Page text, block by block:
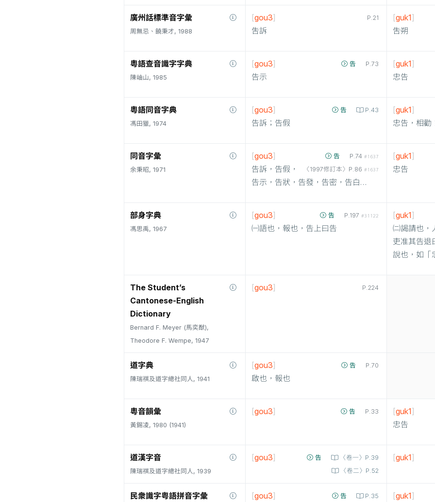
廣州話標準音字彙
周無忌、饒秉才, 1988
P.21
[gou3]
吿訴
[guk1]
吿朔
粵語查音識字字典
陳岫山, 1985
告 P.73
[gou3]
告示
[guk1]
忠告
粵語同音字典
馮田獵, 1974
告 P.43
[gou3]
告訴；告假
[guk1]
忠告，相勸
同音字彙
余秉昭, 1971
告 P.74 #1637
〈1997修訂本〉P.86 #1637
[gou3]
告訴，告假，
告示，告狀，告發，告密，告白…
[guk1]
忠告
部身字典
馮思禹, 1967
告 P.197 #31122
[gou3]
㈠語也，報也，告上曰告
[guk1]
㈡謁請也，
吏准其告退
說也，如「
The Student’s
Cantonese-English
Dictionary
Bernard F. Meyer (馬奕猷),
Theodore F. Wempe, 1947
P.224
[gou3]
道字典
陳瑞祺及道字總社同人, 1941
告 P.70
[gou3]
啟也，報也
粵音韻彙
黃錫凌, 1980 (1941)
告 P.33
[gou3] [guk1]
忠告
道漢字音
陳瑞祺及道字總社同人, 1939
告
〈卷一〉P.39
〈卷二〉P.52
[gou3] [guk1]
民衆識字粤語拼音字彙 告 P.35
[gou3] [guk1]